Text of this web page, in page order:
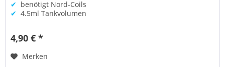
✔ benötigt Nord-Coils
✔ 4.5ml Tankvolumen
4,90 € *
Merken